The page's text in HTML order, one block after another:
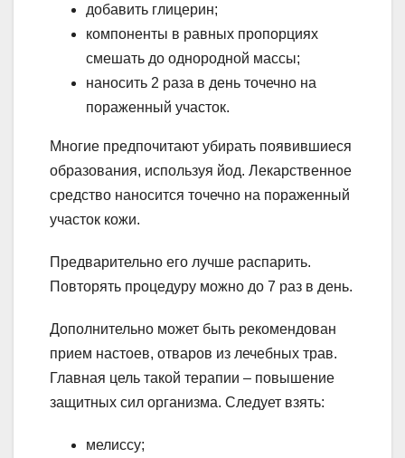
добавить глицерин;
компоненты в равных пропорциях
смешать до однородной массы;
наносить 2 раза в день точечно на
пораженный участок.
Многие предпочитают убирать появившиеся
образования, используя йод. Лекарственное
средство наносится точечно на пораженный
участок кожи.
Предварительно его лучше распарить.
Повторять процедуру можно до 7 раз в день.
Дополнительно может быть рекомендован
прием настоев, отваров из лечебных трав.
Главная цель такой терапии – повышение
защитных сил организма. Следует взять:
мелиссу;